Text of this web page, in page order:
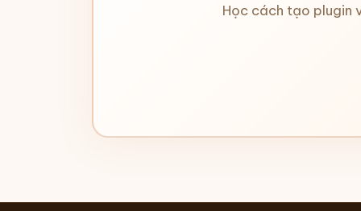
Học cách tạo plugin